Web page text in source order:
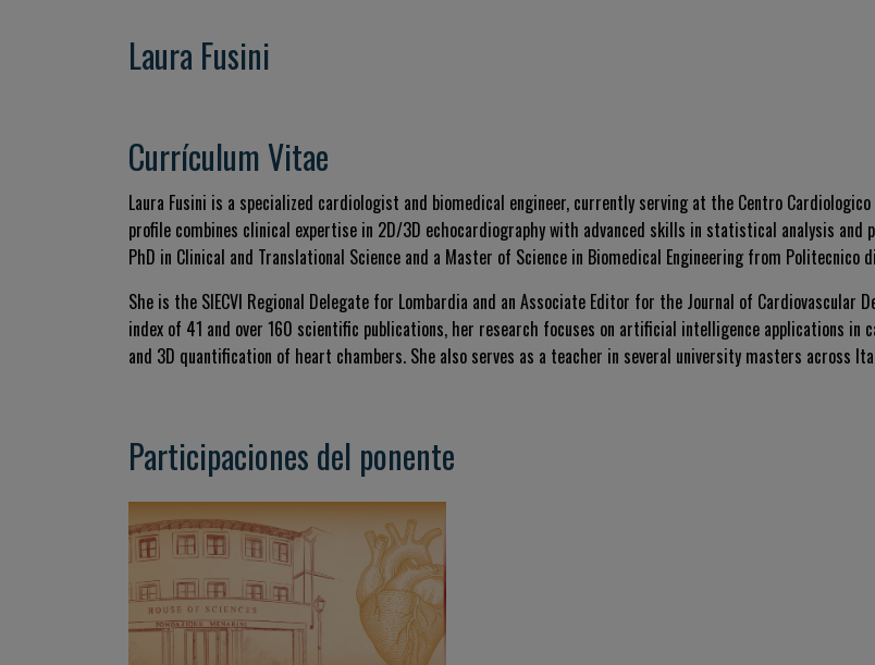
Laura Fusini
Currículum Vitae
Laura Fusini is a specialized cardiologist and biomedical engineer, currently serving at the Centro Cardiologico
profile combines clinical expertise in 2D/3D echocardiography with advanced skills in statistical analysis and
PhD in Clinical and Translational Science and a Master of Science in Biomedical Engineering from Politecnico
She is the SIECVI Regional Delegate for Lombardia and an Associate Editor for the Journal of Cardiovascular
index of 41 and over 160 scientific publications, her research focuses on artificial intelligence applications in
and 3D quantification of heart chambers. She also serves as a teacher in several university masters across
Participaciones del ponente